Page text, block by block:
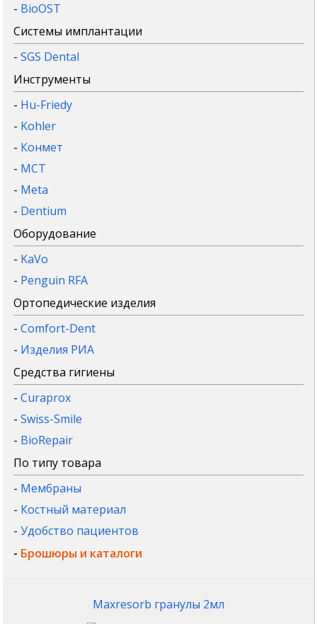
- BioOST
Системы имплантации
-SGS Dental
Инструменты
- Hu-Friedy
- Kohler
- Конмет
- MCT
- Meta
- Dentium
Оборудование
- KaVo
- Penguin RFA
Ортопедические изделия
-Comfort-Dent
- Изделия РИА
Средства гигиены
-Curaprox
-Swiss-Smile
- BioRepair
По типу товара
- Мембраны
- Костный материал
-Удобство пациентов
- Брошюры и каталоги
Maxresorb гранулы 2мл